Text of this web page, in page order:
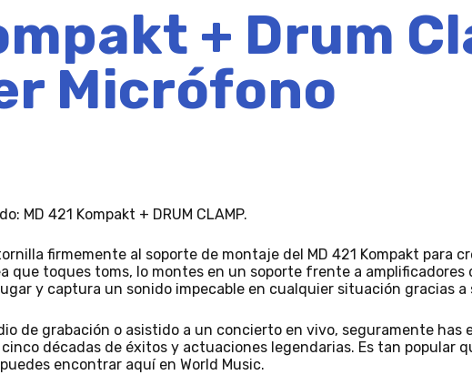
+ Drum
Micrófono
MD 421 Kompakt + DRUM CLAMP.
firmemente al soporte de montaje del MD 421 Kompakt para
que toques toms, lo montes en un soporte frente a
y captura un sonido impecable en cualquier situación gracias
de grabación o asistido a un concierto en vivo, seguramente has
décadas de éxitos y actuaciones legendarias. Es tan popular
encontrar aquí en World Music.